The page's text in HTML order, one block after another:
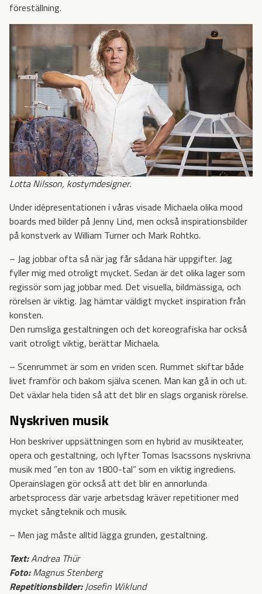
föreställning.
Lotta Nilsson, kostymdesigner.
Under idépresentationen i våras visade Michaela olika mood
boards med bilder på Jenny Lind, men också inspirationsbilder
på konstverk av William Turner och Mark Rohtko.
– Jag jobbar ofta så när jag får sådana här uppgifter. Jag
fyller mig med otroligt mycket. Sedan är det olika lager som
regissör som jag jobbar med. Det visuella, bildmässiga, och
rörelsen är viktig. Jag hämtar väldigt mycket inspiration från
konsten.
Den rumsliga gestaltningen och det koreografiska har också
varit otroligt viktig, berättar Michaela.
– Scenrummet är som en vriden scen. Rummet skiftar både
livet framför och bakom själva scenen. Man kan gå in och ut.
Det växlar hela tiden så att det blir en slags organisk rörelse.
Nyskriven musik
Hon beskriver uppsättningen som en hybrid av musikteater,
opera och gestaltning, och lyfter Tomas Isacssons nyskrivna
musik med ”en ton av 1800-tal” som en viktig ingrediens.
Operainslagen gör också att det blir en annorlunda
arbetsprocess där varje arbetsdag kräver repetitioner med
mycket sångteknik och musik.
– Men jag måste alltid lägga grunden, gestaltning.
Text:Andrea Thür
Foto:Magnus Stenberg
Repetitionsbilder:Josefin Wiklund